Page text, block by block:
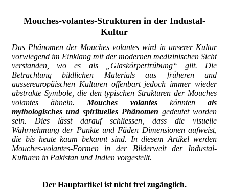
Mouches-volantes-Strukturen in der Industal-
Kultur
Das Phänomen der Mouches volantes wird in unserer Kultur
vorwiegend im Einklang mit der modernen medizinischen Sicht
verstanden, wo es als „Glaskörpertrübung“ gilt. Die
Betrachtung bildlichen Materials aus früheren und
aussereuropäischen Kulturen offenbart jedoch immer wieder
abstrakte Symbole, die den typischen Strukturen der Mouches
volantes ähneln.Mouches volanteskönntenals
mythologisches und spirituelles Phänomen gedeutet worden
sein. Dies lässt darauf schliessen, dass die visuelle
Wahrnehmung der Punkte und Fäden Dimensionen aufweist,
die bis heute kaum bekannt sind. In diesem Artikel werden
Mouches-volantes-Formen in der Bilderwelt der Industal-
Kulturen in Pakistan und Indien vorgestellt.
Der Hauptartikel ist nicht frei zugänglich.